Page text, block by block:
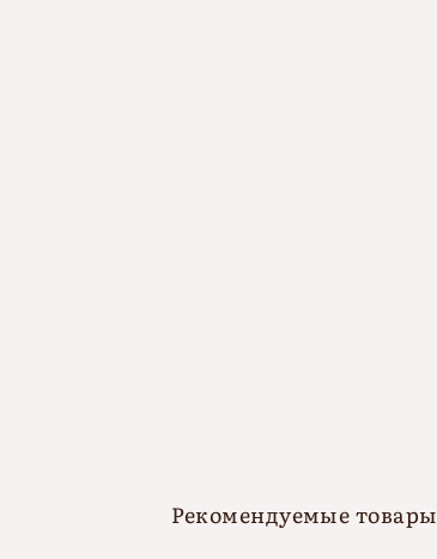
Рекомендуемые товары